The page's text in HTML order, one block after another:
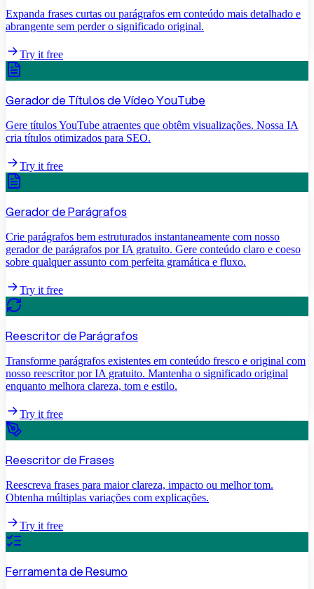
Expanda frases curtas ou parágrafos em conteúdo mais detalhado e
abrangente sem perder o significado original.
Try it free
Gerador de Títulos de Vídeo YouTube
Gere títulos YouTube atraentes que obtêm visualizações. Nossa IA
cria títulos otimizados para SEO.
Try it free
Gerador de Parágrafos
Crie parágrafos bem estruturados instantaneamente com nosso
gerador de parágrafos por IA gratuito. Gere conteúdo claro e coeso
sobre qualquer assunto com perfeita gramática e fluxo.
Try it free
Reescritor de Parágrafos
Transforme parágrafos existentes em conteúdo fresco e original com
nosso reescritor por IA gratuito. Mantenha o significado original
enquanto melhora clareza, tom e estilo.
Try it free
Reescritor de Frases
Reescreva frases para maior clareza, impacto ou melhor tom.
Obtenha múltiplas variações com explicações.
Try it free
Ferramenta de Resumo